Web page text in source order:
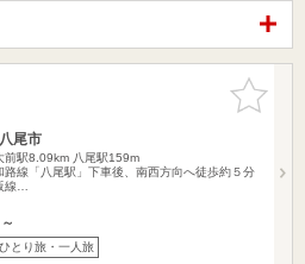
お気に入
りに追加
尾市
前駅8.09km 八尾駅159m
路線「八尾駅」下車後、南西方向へ徒歩約５分
線…
ひとり旅・一人旅